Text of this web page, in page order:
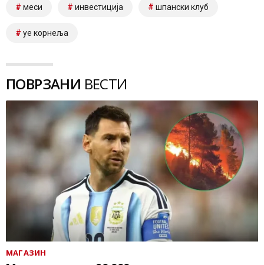
меси инвестиција шпански клуб
уе корнеља
ПОВРЗАНИ ВЕСТИ
МАГАЗИН